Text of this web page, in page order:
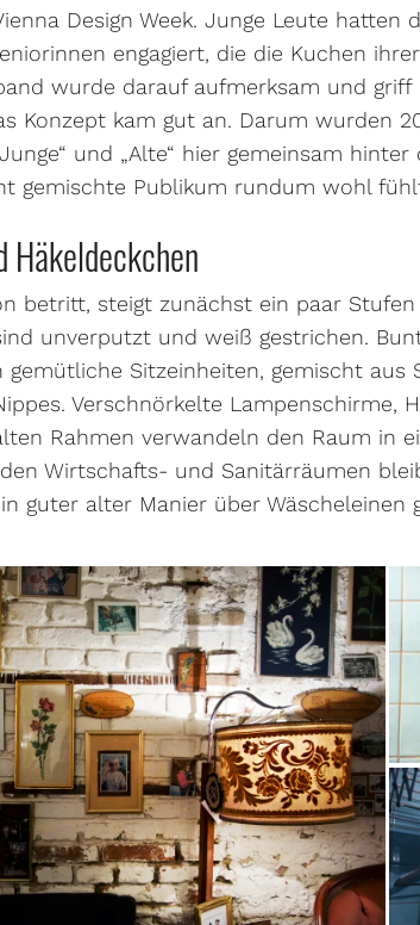
Design Week. Junge Leute hatten
engagiert, die die Kuchen
wurde darauf aufmerksam und
Konzept kam gut an. Darum wurden
und „Alte“ hier gemeinsam
gemischte Publikum rundum wohl
Häkeldeckchen
betritt, steigt zunächst ein paar
unverputzt und weiß gestrichen.
Sitzeinheiten, gemischt aus
Verschnörkelte Lampenschirme,
Rahmen verwandeln den Raum in
Wirtschafts- und Sanitärräumen
guter alter Manier über Wäscheleinen